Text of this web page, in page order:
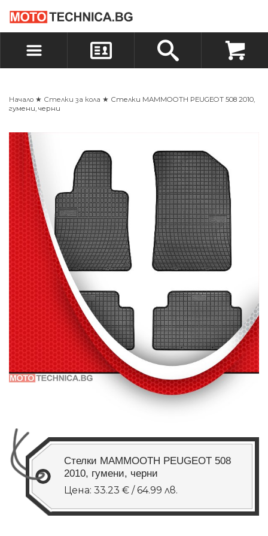
ВХОД
БЪРЗА ПОРЪЧКА ПОРЪЧКА
Начало ★ Стелки за кола ★ Стелки MAMMOOTH PEUGEOT 508 2010,
гумени, черни
Стелки MAMMOOTH PEUGEOT 508
2010, гумени, черни
Цена: 33.23 € / 64.99 лв.